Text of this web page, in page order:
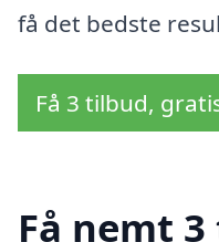
få det bedste
Få 3 tilbud,
Få nemt